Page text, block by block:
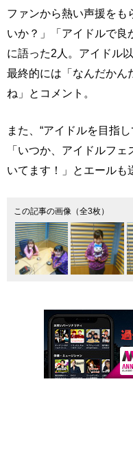
ファンから熱い声援をも
いか？」「アイドルで良
に語った2人。アイドル
最終的には「なんだかん
ね」とコメント。
また、“アイドルを目指
「いつか、アイドルフ
いてます！」とエールも
この記事の画像（全3枚）